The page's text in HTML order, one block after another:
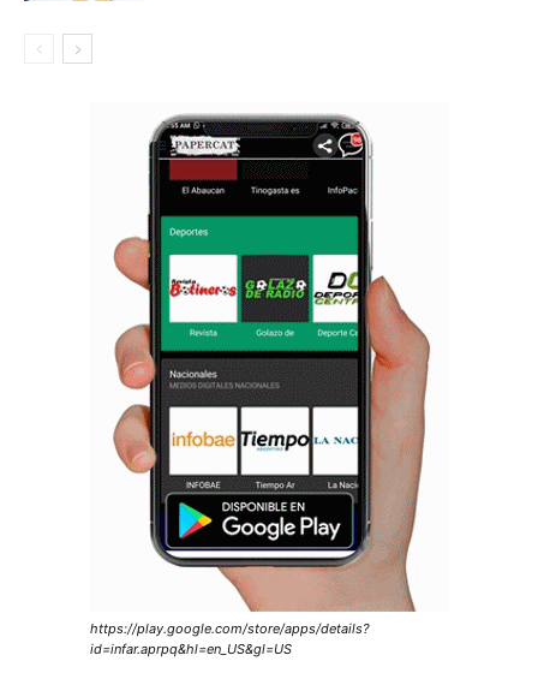
https://play.google.com/store/apps/details?
id=infar.aprpq&hl=en_US&gl=US